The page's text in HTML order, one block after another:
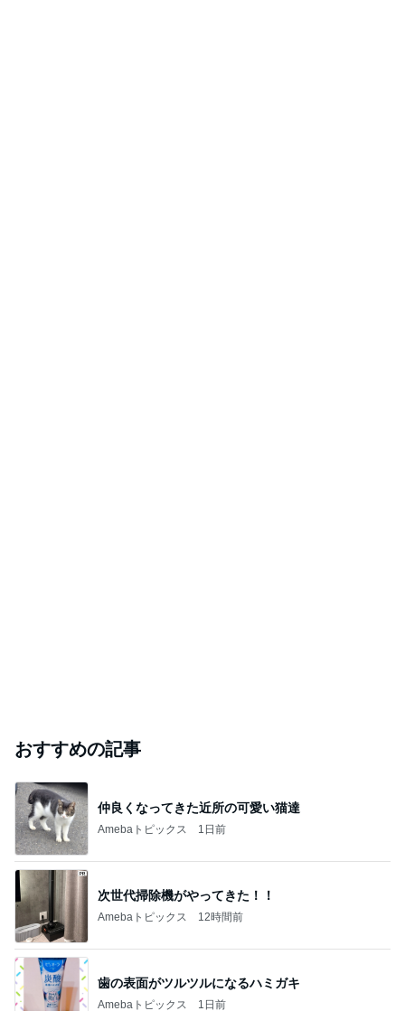
おすすめの記事
仲良くなってきた近所の可愛い猫達
Amebaトピックス 1日前
次世代掃除機がやってきた！！
Amebaトピックス 12時間前
歯の表面がツルツルになるハミガキ
Amebaトピックス 1日前